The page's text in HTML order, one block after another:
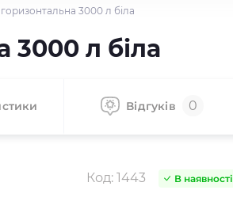
3000 л біла
3000 л біла
Відгуків 0
Код: 1443 В наявності